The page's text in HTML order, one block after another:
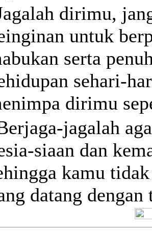
dirimu,
untuk
serta
sehari-
dirimu
jagalah
siaan dan
kamu
datang